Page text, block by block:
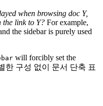
when browsing doc Y,
the link to Y? For example,
the sidebar is purely used
will forcibly set the
한 구성 없이 문서 단축 표